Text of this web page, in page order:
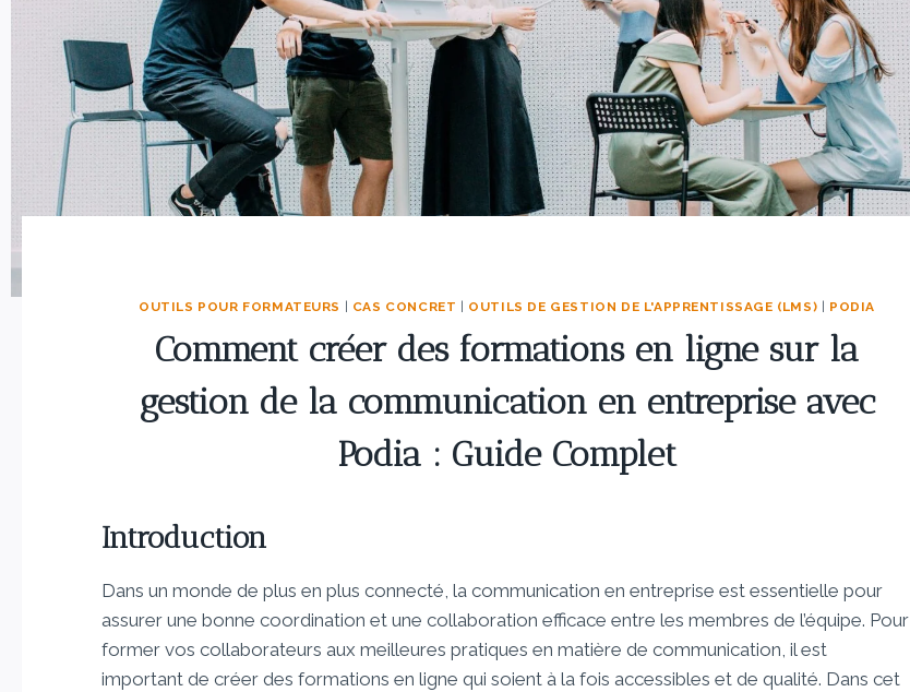
OUTILS POUR FORMATEURS | CAS CONCRET | OUTILS DE GESTION DE L'APPRENTISSAGE (LMS) | PODIA
Comment créer des formations en ligne sur la
gestion de la communication en entreprise avec
Podia : Guide Complet
Introduction
Dans un monde de plus en plus connecté, la communication en entreprise est essentielle pour
assurer une bonne coordination et une collaboration efficace entre les membres de l’équipe. Pour
former vos collaborateurs aux meilleures pratiques en matière de communication, il est
important de créer des formations en ligne qui soient à la fois accessibles et de qualité. Dans cet